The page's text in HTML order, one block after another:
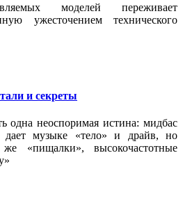
моделей переживает
ужесточением технического
и секреты
одна неоспоримая истина: мидбас
дает музыке «тело» и драйв, но
«пищалки», высокочастотные